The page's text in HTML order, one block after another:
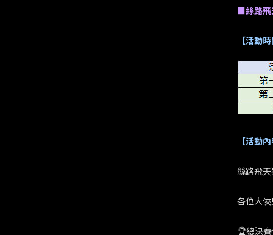
■絲路飛
【活動
【活動
絲路飛
各位大
🏆總決